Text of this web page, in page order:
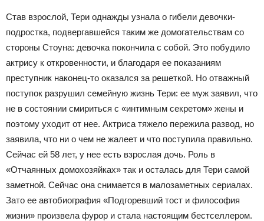
Став взрослой, Тери однажды узнала о гибели девочки-
подростка, подвергавшейся таким же домогательствам со
стороны Стоуна: девочка покончила с собой. Это побудило
актрису к откровенности, и благодаря ее показаниям
преступник наконец-то оказался за решеткой. Но отважный
поступок разрушил семейную жизнь Тери: ее муж заявил, что
не в состоянии смириться с «интимным секретом» жены и
поэтому уходит от нее. Актриса тяжело пережила развод, но
заявила, что ни о чем не жалеет и что поступила правильно.
Сейчас ей 58 лет, у нее есть взрослая дочь. Роль в
«Отчаянных домохозяйках» так и осталась для Тери самой
заметной. Сейчас она снимается в малозаметных сериалах.
Зато ее автобиография «Подгоревший тост и философия
жизни» произвела фурор и стала настоящим бестселлером.